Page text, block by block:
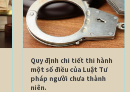
Quy định chi tiết thi hành
một số điều của Luật Tư
pháp người chưa thành
niên.